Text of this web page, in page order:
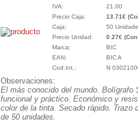
IVA:
21.00
Precio Caja:
13.71€
Caja:
50
Precio Unidad:
0.27€ (Con
Marca:
BIC
EAN:
BIC A
Cod.Int.:
N
Observaciones:
El más conocido del mundo. Bolígrafo
funcional y práctico. Económico y
color de la tinta. Secado rápido. Trazo
de 50 unidades.